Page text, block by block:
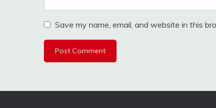
Save my name, email, and website in this